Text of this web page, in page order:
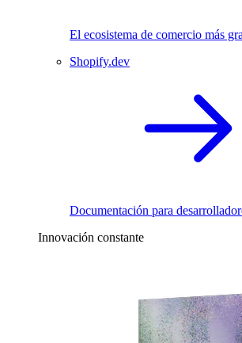
El ecosistema de comercio más
Shopify.dev
Documentación para
Innovación constante